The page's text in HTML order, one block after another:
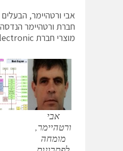
אבי ורטהיימר,
חברת ורטהיימר
מוצרי חברת DMP Electronic בישראל.
אבי
ורטהיימר,
מומחה